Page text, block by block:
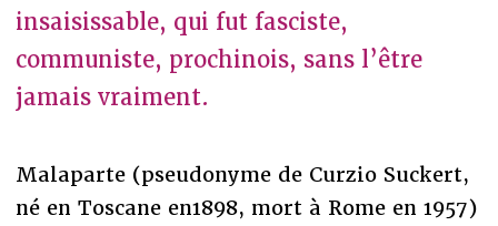
insaisissable, qui fut fasciste,
communiste, prochinois, sans l’être
jamais vraiment.
Malaparte (pseudonyme de Curzio Suckert,
né en Toscane en1898, mort à Rome en 1957)